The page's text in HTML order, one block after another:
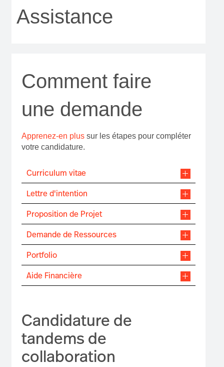
Assistance
Comment faire
une demande
Apprenez-en plussur les étapes pour compléter
votre candidature.
Curriculum vitae
Lettre d'intention
Proposition de Projet
Demande de Ressources
Portfolio
Aide Financière
Candidature de
tandems de
collaboration